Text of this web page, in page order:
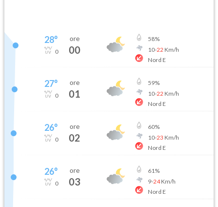
28°
0
ore
00
58%
10-22 Km/h
Nord E
27°
0
ore
01
59%
10-22 Km/h
Nord E
26°
0
ore
02
60%
10-23 Km/h
Nord E
26°
0
ore
03
61%
9-24Km/h
Nord E